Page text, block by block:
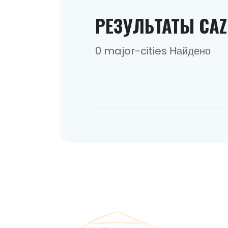
РЕЗУЛЬТАТЫ
0 major-cities Найдено